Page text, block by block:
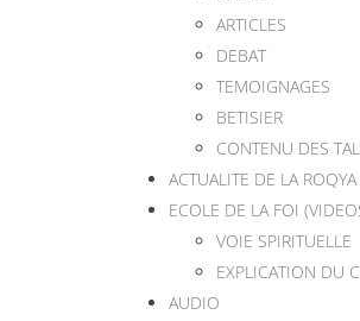
ARTICLES
DEBAT
TEMOIGNAGES
BETISIER
CONTENU DES
ACTUALITE DE LA ROQYA
ECOLE DE LA FOI
VOIE SPIRITUELLE
EXPLICATION DU
AUDIO